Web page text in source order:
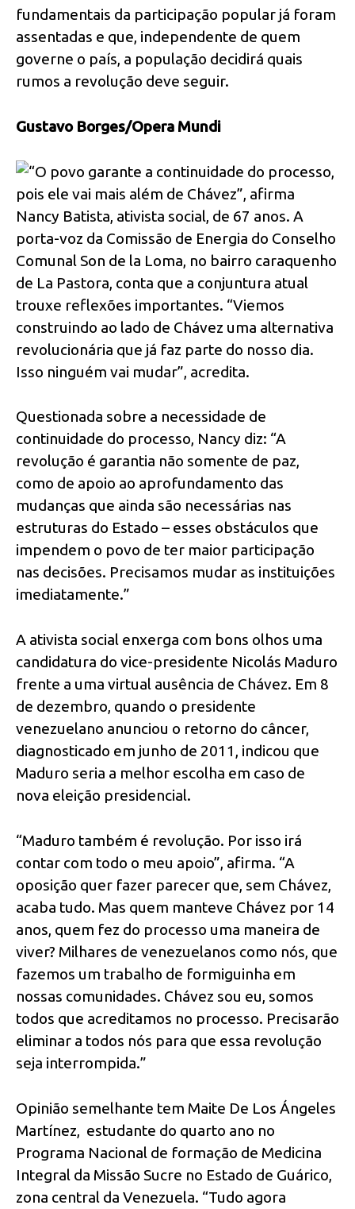
fundamentais da participação popular já foram
assentadas e que, independente de quem
governe o país, a população decidirá quais
rumos a revolução deve seguir.
Gustavo Borges/Opera Mundi
“O povo garante a continuidade do processo,
pois ele vai mais além de Chávez”, afirma
Nancy Batista, ativista social, de 67 anos. A
porta-voz da Comissão de Energia do Conselho
Comunal Son de la Loma, no bairro caraquenho
de La Pastora, conta que a conjuntura atual
trouxe reflexões importantes. “Viemos
construindo ao lado de Chávez uma alternativa
revolucionária que já faz parte do nosso dia.
Isso ninguém vai mudar”, acredita.
Questionada sobre a necessidade de
continuidade do processo, Nancy diz: “A
revolução é garantia não somente de paz,
como de apoio ao aprofundamento das
mudanças que ainda são necessárias nas
estruturas do Estado – esses obstáculos que
impendem o povo de ter maior participação
nas decisões. Precisamos mudar as instituições
imediatamente.”
A ativista social enxerga com bons olhos uma
candidatura do vice-presidente Nicolás Maduro
frente a uma virtual ausência de Chávez. Em 8
de dezembro, quando o presidente
venezuelano anunciou o retorno do câncer,
diagnosticado em junho de 2011, indicou que
Maduro seria a melhor escolha em caso de
nova eleição presidencial.
“Maduro também é revolução. Por isso irá
contar com todo o meu apoio”, afirma. “A
oposição quer fazer parecer que, sem Chávez,
acaba tudo. Mas quem manteve Chávez por 14
anos, quem fez do processo uma maneira de
viver? Milhares de venezuelanos como nós, que
fazemos um trabalho de formiguinha em
nossas comunidades. Chávez sou eu, somos
todos que acreditamos no processo. Precisarão
eliminar a todos nós para que essa revolução
seja interrompida.”
Opinião semelhante tem Maite De Los Ángeles
Martínez, estudante do quarto ano no
Programa Nacional de formação de Medicina
Integral da Missão Sucre no Estado de Guárico,
zona central da Venezuela. “Tudo agora